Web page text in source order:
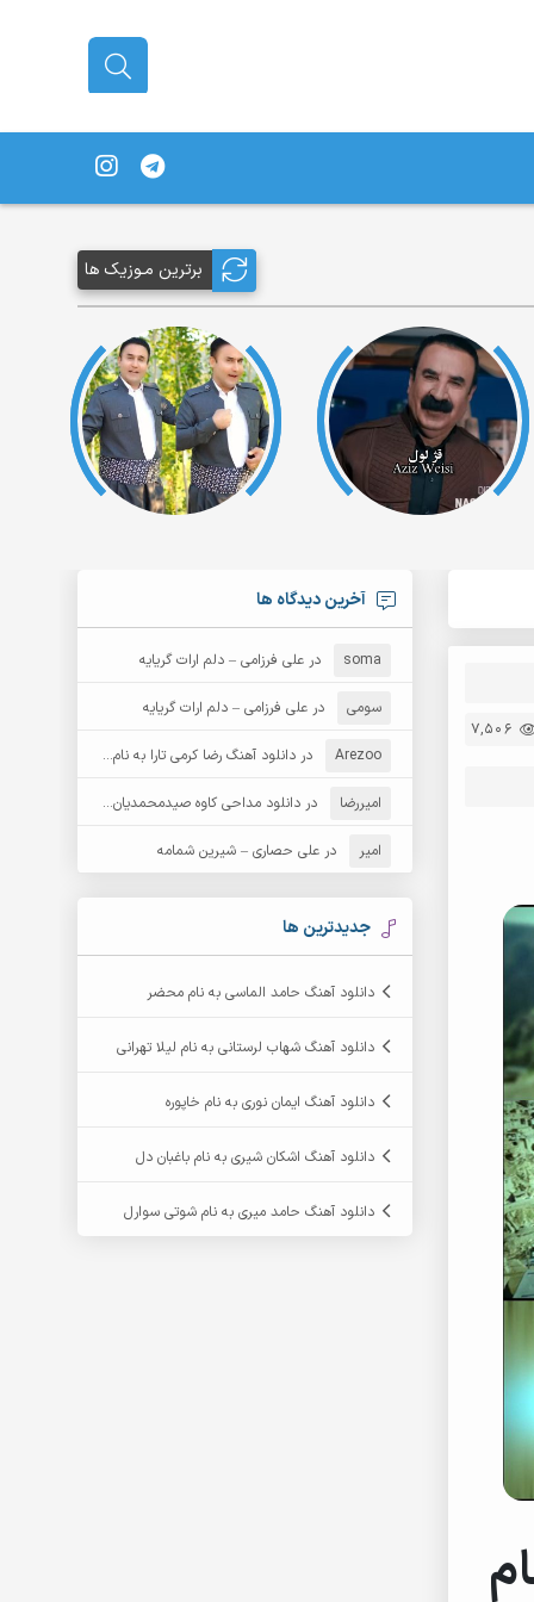
برترین مـوزیک ها
7,506
آخرین دیدگاه ها
soma درعلی فرزامی – دلم ارات گریایه
سومی درعلی فرزامی – دلم ارات گریایه
Arezoo دردانلود آهنگ رضا کرمی تارا به نام قمار
امیررضا دردانلود مداحی کاوه صیدمحمدیان به نام سردار باوفا
امیر درعلی حصاری – شیرین شمامه
جدیدترین ها
دانلود آهنگ حامد الماسی به نام محضر
دانلود آهنگ شهاب لرستانی به نام لیلا تهرانی
دانلود آهنگ ایمان نوری به نام خاپوره
دانلود آهنگ اشکان شیری به نام باغبان دل
دانلود آهنگ حامد میری به نام شوتی سوارل